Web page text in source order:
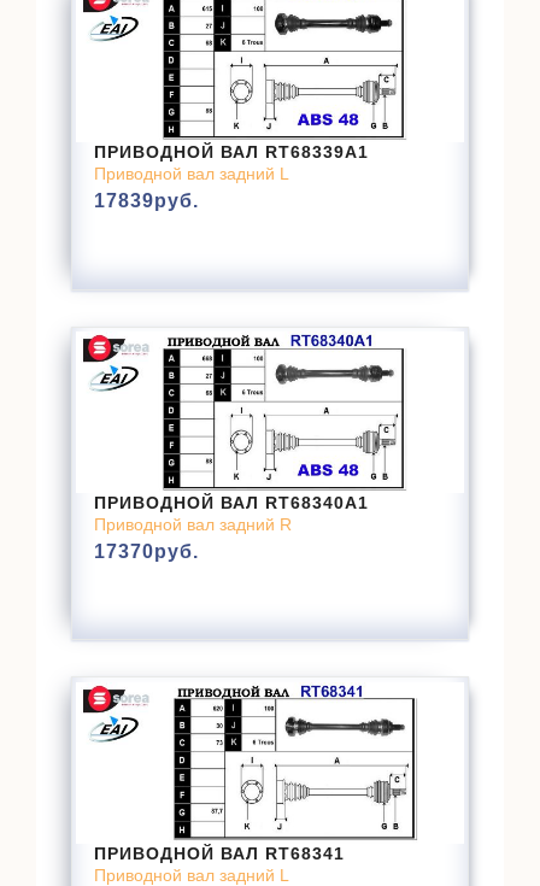
ПРИВОДНОЙ ВАЛ RT68339A1
Приводной вал задний L
17839руб.
ПРИВОДНОЙ ВАЛ RT68340A1
Приводной вал задний R
17370руб.
ПРИВОДНОЙ ВАЛ RT68341
Приводной вал задний L